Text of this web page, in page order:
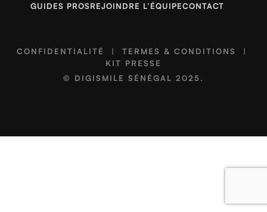
GUIDES PROSREJOINDRE L’ÉQUIPECONTACT
CONFIDENTIALITÉ | TERMES & CONDITIONS
|
KIT PRESSE
© DIGISMILE SÉNÉGAL 2025.